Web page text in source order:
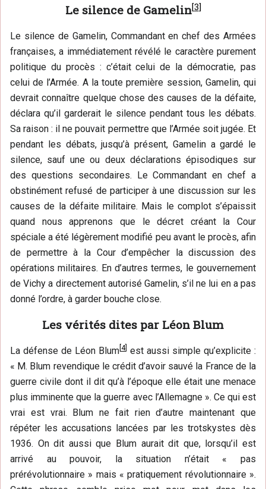
Le silence de Gamelin[3]
Le silence de Gamelin, Commandant en chef des Armées
françaises, a immédiatement révélé le caractère purement
politique du procès : c’était celui de la démocratie, pas
celui de l’Armée. A la toute première session, Gamelin, qui
devrait connaître quelque chose des causes de la défaite,
déclara qu’il garderait le silence pendant tous les débats.
Sa raison : il ne pouvait permettre que l’Armée soit jugée. Et
pendant les débats, jusqu’à présent, Gamelin a gardé le
silence, sauf une ou deux déclarations épisodiques sur
des questions secondaires. Le Commandant en chef a
obstinément refusé de participer à une discussion sur les
causes de la défaite militaire. Mais le complot s’épaissit
quand nous apprenons que le décret créant la Cour
spéciale a été légèrement modifié peu avant le procès, afin
de permettre à la Cour d’empêcher la discussion des
opérations militaires. En d’autres termes, le gouvernement
de Vichy a directement autorisé Gamelin, s’il ne lui en a pas
donné l’ordre, à garder bouche close.
Les vérités dites par Léon Blum
La défense de Léon Blum 4] est aussi simple qu’explicite :
« M. Blum revendique le crédit d’avoir sauvé la France de la
guerre civile dont il dit qu’à l’époque elle était une menace
plus imminente que la guerre avec l’Allemagne ». Ce qui est
vrai est vrai. Blum ne fait rien d’autre maintenant que
répéter les accusations lancées par les trotskystes dès
1936. On dit aussi que Blum aurait dit que, lorsqu’il est
arrivé au pouvoir, la situation n’était « pas
prérévolutionnaire » mais « pratiquement révolutionnaire ».